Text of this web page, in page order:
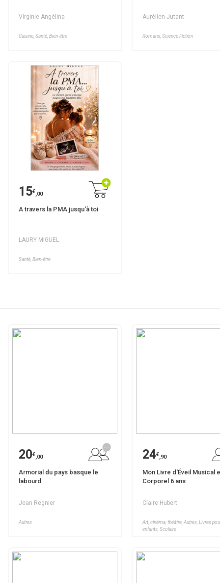
Virginie Angélina
Cuisine, Santé, Bien-être
Aurélien Jutant
Romans, Science Fiction
15€,00
A travers la PMA jusqu'à toi
LAURY MIGUEL
Santé, Bien-être
20€,00
Armorial du pays basque le
labourd
Jean Regnier
Autres
24€,90
Mon Livre d'Éveil Musical
Corporel 6 ans
Claire Hubert
Art, cinéma, théâtre, Autres, Livres
enfants, Scolaire